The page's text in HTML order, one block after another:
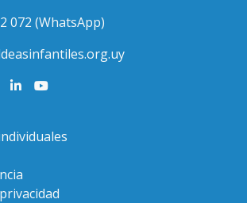
072 (WhatsApp)